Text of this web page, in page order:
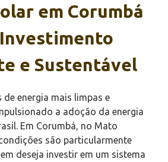
em Corumbá
Investimento
e Sustentável
energia mais limpas e
a adoção da energia
Em Corumbá, no Mato
são particularmente
deseja investir em um sistema